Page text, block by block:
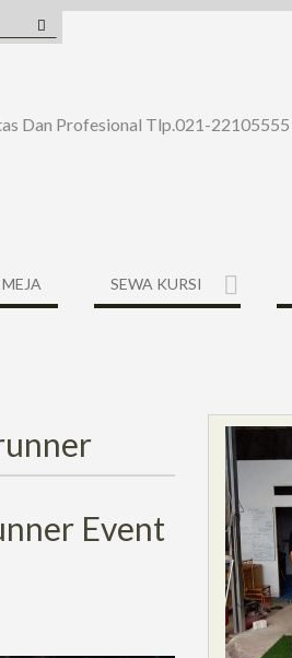
Dan Profesional Tlp.021-22105555
SEWA KURSI
Event